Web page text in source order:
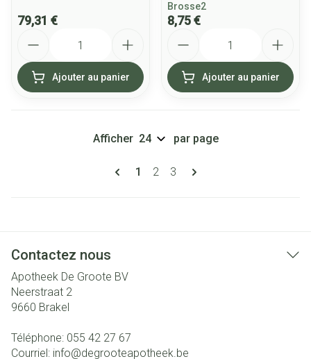
79,31 €
Ajouter au panier
Brosse2
8,75 €
Ajouter au panier
Pages
Vous lisez actuellement la page
1 Page
2 Page
3
Afficher par page
Contactez nous
Apotheek De Groote BV
Neerstraat 2
9660 Brakel
Téléphone: 055 42 27 67
Courriel: info@degrooteapotheek.be